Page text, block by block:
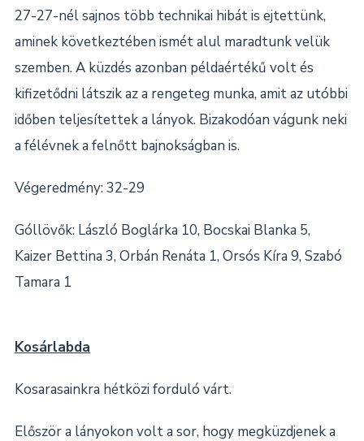
27-27-nél sajnos több technikai hibát is ejtettünk,
aminek következtében ismét alul maradtunk velük
szemben. A küzdés azonban példaértékű volt és
kifizetődni látszik az a rengeteg munka, amit az utóbbi
időben teljesítettek a lányok. Bizakodóan vágunk neki
a félévnek a felnőtt bajnokságban is.
Végeredmény: 32-29
Góllövők: László Boglárka 10, Bocskai Blanka 5,
Kaizer Bettina 3, Orbán Renáta 1, Orsós Kíra 9, Szabó
Tamara 1
Kosárlabda
Kosarasainkra hétközi forduló várt.
Először a lányokon volt a sor, hogy megküzdjenek a